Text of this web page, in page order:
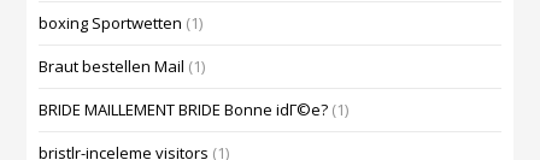
boxing Sportwetten (1)
Braut bestellen Mail (1)
BRIDE MAILLEMENT BRIDE Bonne idГ©e? (1)
bristlr-inceleme visitors (1)